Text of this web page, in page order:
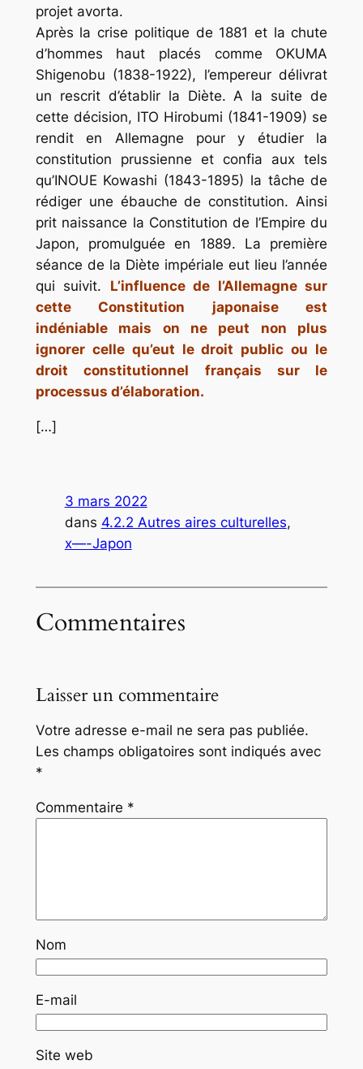
projet avorta.
Après la crise politique de 1881 et la chute
d’hommes haut placés comme OKUMA
Shigenobu (1838-1922), l’empereur délivrat
un rescrit d’établir la Diète. A la suite de
cette décision, ITO Hirobumi (1841-1909) se
rendit en Allemagne pour y étudier la
constitution prussienne et confia aux tels
qu’INOUE Kowashi (1843-1895) la tâche de
rédiger une ébauche de constitution. Ainsi
prit naissance la Constitution de l’Empire du
Japon, promulguée en 1889. La première
séance de la Diète impériale eut lieu l’année
qui suivit. L’influence de l’Allemagne sur
cette Constitution japonaise est
indéniable mais on ne peut non plus
ignorer celle qu’eut le droit public ou le
droit constitutionnel français sur le
processus d’élaboration.
[…]
3 mars 2022
dans 4.2.2 Autres aires culturelles
x—-Japon
Commentaires
Laisser un commentaire
Votre adresse e-mail ne sera pas publiée.
Les champs obligatoires sont indiqués avec
*
Commentaire *
Nom
E-mail
Site web